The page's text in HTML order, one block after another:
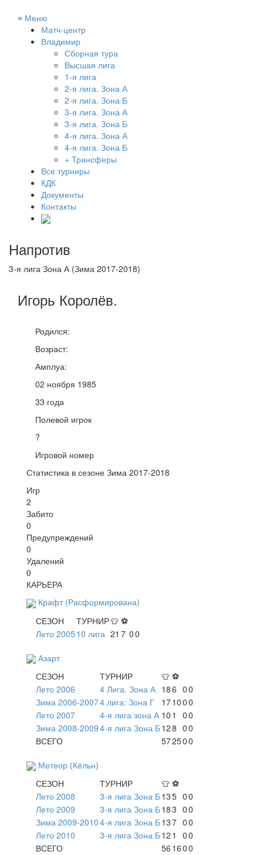
≡ Меню
Матч-центр
Владимир
Сборная тура
Высшая лига
1-я лига
2-я лига. Зона А
2-я лига. Зона Б
3-я лига. Зона А
3-я лига. Зона Б
4-я лига. Зона А
4-я лига. Зона Б
+ Трансферы
Все турниры
КДК
Документы
Контакты
Напротив
3-я лига Зона А (Зима 2017-2018)
Игорь Королёв.
Родился:
Возраст:
Амплуа:
02 ноября 1985
33 года
Полевой игрок
?
Игровой номер
Статистика в сезоне Зима 2017-2018
Игр
2
Забито
0
Предупреждений
0
Удалений
0
КАРЬЕРА
Крафт (Расформирована)
СЕЗОН
ТУРНИР👕 ⚽
Лето 200510 лига 21 7 00
Азарт
СЕЗОН
ТУРНИР 👕 ⚽
Лето 2006
4 Лига. Зона А 186 00
Зима 2006-20074 лига: Зона Г 171000
Лето 2007
4-я лига зона А 10 1 00
Зима 2008-20094-я лига Зона Б128 00
ВСЕГО
572500
Метеор (Кёльн)
СЕЗОН
ТУРНИР 👕 ⚽
Лето 2008
3-я лига Зона Б135 00
Лето 2009
3-я лига Зона Б183 00
Зима 2009-20104-я лига Зона Б137 00
Лето 2010
3-я лига Зона Б12 1 00
ВСЕГО
56 1600